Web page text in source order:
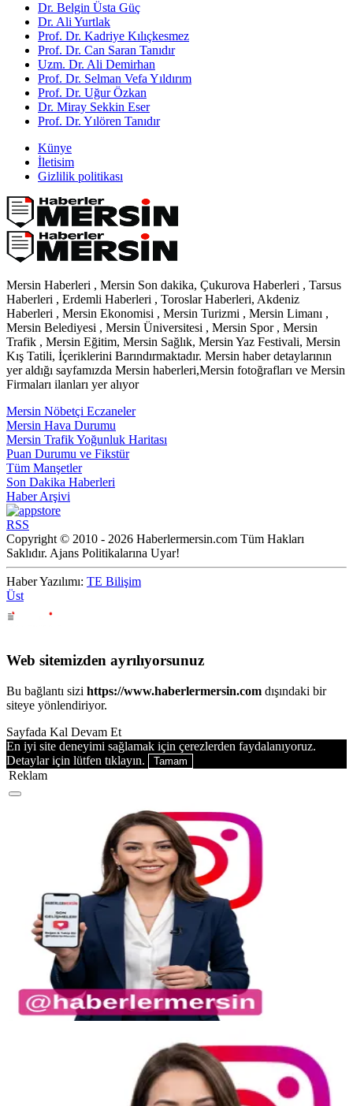
Dr. Belgin Üsta Güç
Dr. Ali Yurtlak
Prof. Dr. Kadriye Kılıçkesmez
Prof. Dr. Can Saran Tanıdır
Uzm. Dr. Ali Demirhan
Prof. Dr. Selman Vefa Yıldırım
Prof. Dr. Uğur Özkan
Dr. Miray Sekkin Eser
Prof. Dr. Yılören Tanıdır
Künye
İletisim
Gizlilik politikası
Mersin Haberleri , Mersin Son dakika, Çukurova Haberleri , Tarsus
Haberleri , Erdemli Haberleri , Toroslar Haberleri, Akdeniz
Haberleri , Mersin Ekonomisi , Mersin Turizmi , Mersin Limanı ,
Mersin Belediyesi , Mersin Üniversitesi , Mersin Spor , Mersin
Trafik , Mersin Eğitim, Mersin Sağlık, Mersin Yaz Festivali, Mersin
Kış Tatili, İçeriklerini Barındırmaktadır. Mersin haber detaylarının
yer aldığı sayfamızda Mersin haberleri,Mersin fotoğrafları ve Mersin
Firmaları ilanları yer alıyor
Mersin Nöbetçi Eczaneler
Mersin Hava Durumu
Mersin Trafik Yoğunluk Haritası
Puan Durumu ve Fikstür
Tüm Manşetler
Son Dakika Haberleri
Haber Arşivi
RSS
Copyright © 2010 - 2026 Haberlermersin.com Tüm Hakları
Saklıdır. Ajans Politikalarına Uyar!
Haber Yazılımı: TE Bilişim
Üst
Web sitemizden ayrılıyorsunuz
Bu bağlantı sizi https://www.haberlermersin.com dışındaki bir
siteye yönlendiriyor.
Sayfada Kal Devam Et
En iyi site deneyimi sağlamak için çerezlerden faydalanıyoruz.
Detaylar için lütfen tıklayın.
Tamam
Reklam